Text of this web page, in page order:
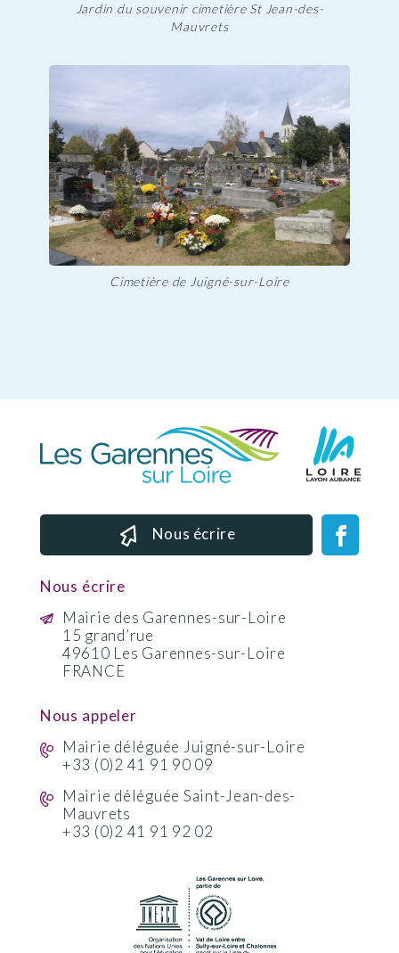
Jardin du souvenir cimetière St Jean-des-
Mauvrets
Cimetière de Juigné-sur-Loire
Nous écrire
Nous écrire
Mairie des Garennes-sur-Loire
15 grand’rue
49610 Les Garennes-sur-Loire
FRANCE
Nous appeler
Mairie déléguée Juigné-sur-Loire
+33 (0)2 41 91 90 09
Mairie déléguée Saint-Jean-des-
Mauvrets
+33 (0)2 41 91 92 02